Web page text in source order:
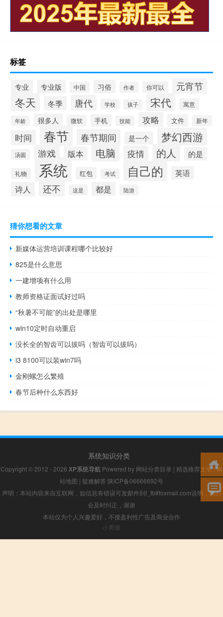
标签
专业 专业版 中国 习俗 作者 你可以 元宵节
冬天 冬季 唐代 学校 孩子 宋代 寓意
年龄 很多人 微软 手机 技能 攻略 文件 新年
时间 春节 春节期间 是一个 梦幻西游
汤圆 游戏 版本 电脑 疫情 的人 的是
礼物 系统 红包 考试 自己的 英语
诗人 还不 这是 都是 陆游
猜你想看的文章
新媒体运营培训课程哪个比较好
825是什么意思
一建增项有什么用
教师资格证面试好过吗
“秋暑不可能”的出处是哪里
win10定时自动重启
没长全的智齿可以拔吗（智齿可以拔吗）
i3 8100可以装win7吗
金刚螺怎么繁殖
春节后种什么东西好
系统知识分类
Copyright © 2012 - 2026 XP系统导航 Powered by 网站分类目录 | 精选推荐文章|网
站地图 | 疑难解答 陕ICP备06666692号
声明：本站内容来自互联网，如信息有错误可发邮件到f_fb#foxmail.com说明，我们
会及时纠正，谢谢
本站仅为个人兴趣爱好，不接盈利性广告及商业合作
小男孩